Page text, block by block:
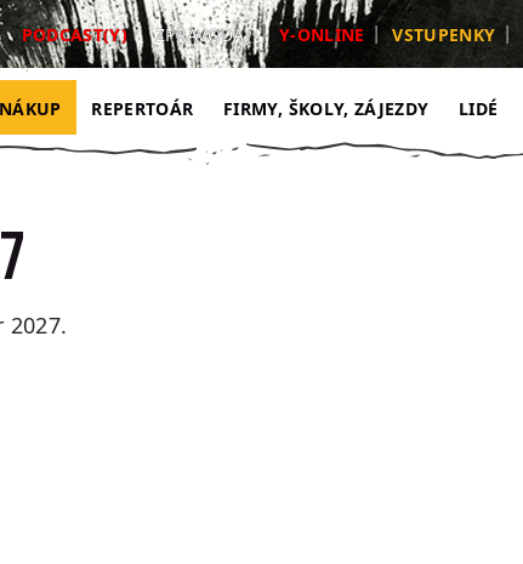
REPERTOÁR FIRMY, ŠKOLY, ZÁJEZDY LIDÉ
PODCAST(Y) ZPRAVODAJ Y-ONLINE VSTUPENKY
2027.